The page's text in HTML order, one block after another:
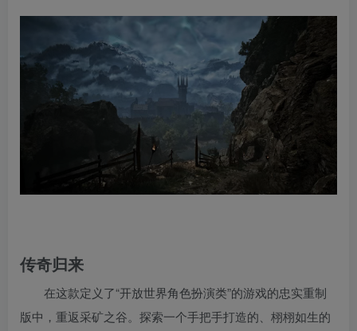
传奇归来
在这款定义了“开放世界角色扮演类”的游戏的忠实重制
版中，重返采矿之谷。探索一个手把手打造的、栩栩如生的